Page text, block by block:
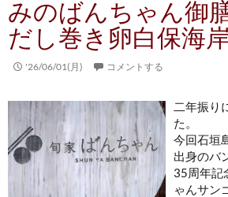
ス
キ
ッ
プ
みのばんちゃん御
だし巻き卵白保海
'26/06/01(月) コメントする
二年振り
た。
今回石垣
出身のバ
35周年記
ゃんサン